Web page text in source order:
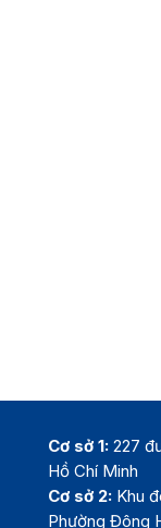
Cơ sở 1: 227
Hồ Chí Minh
Cơ sở 2: Khu
Phường Đông